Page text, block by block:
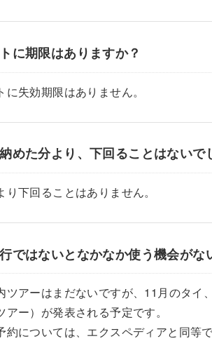
に期限はありますか？
に失効期限はありません。
めた分より、下回ることはないで
り下回ることはありません。
ではないとなかなか使う機会がな
ツアーはまだないですが、11月のタ
アー）が発表される予定です。
約については、エクスペディアと同等